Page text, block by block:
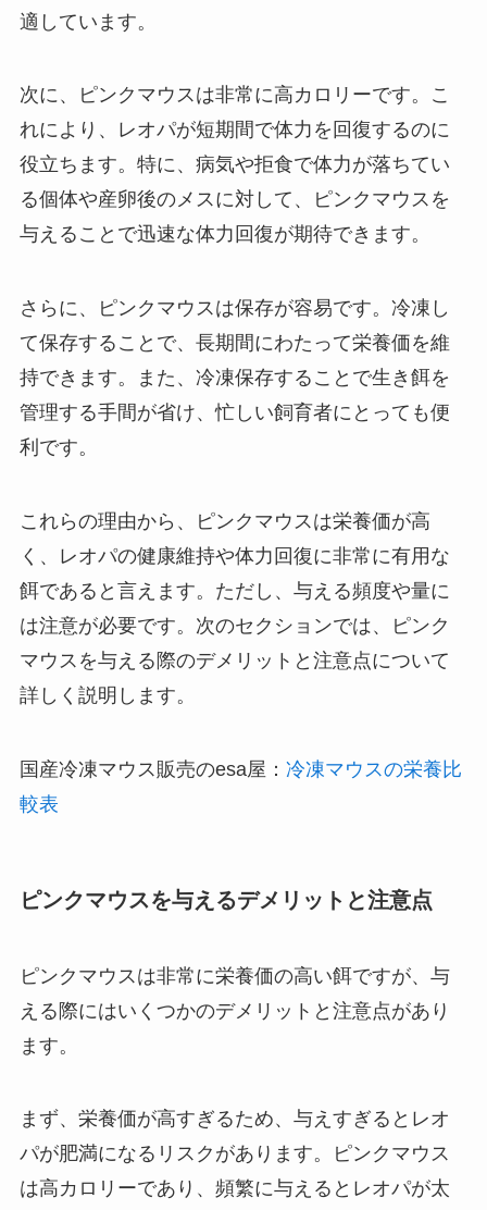
適しています。
次に、ピンクマウスは非常に高カロリーです。こ
れにより、レオパが短期間で体力を回復するのに
役立ちます。特に、病気や拒食で体力が落ちてい
る個体や産卵後のメスに対して、ピンクマウスを
与えることで迅速な体力回復が期待できます。
さらに、ピンクマウスは保存が容易です。冷凍し
て保存することで、長期間にわたって栄養価を維
持できます。また、冷凍保存することで生き餌を
管理する手間が省け、忙しい飼育者にとっても便
利です。
これらの理由から、ピンクマウスは栄養価が高
く、レオパの健康維持や体力回復に非常に有用な
餌であると言えます。ただし、与える頻度や量に
は注意が必要です。次のセクションでは、ピンク
マウスを与える際のデメリットと注意点について
詳しく説明します。
国産冷凍マウス販売のesa屋： 冷凍マウスの栄養比
較表
ピンクマウスを与えるデメリットと注意点
ピンクマウスは非常に栄養価の高い餌ですが、与
える際にはいくつかのデメリットと注意点があり
ます。
まず、栄養価が高すぎるため、与えすぎるとレオ
パが肥満になるリスクがあります。ピンクマウス
は高カロリーであり、頻繁に与えるとレオパが太